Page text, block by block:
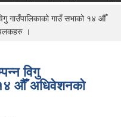
गाउँपालिकाको गाउँ सभाको १४ औँ
।
विगु
१४ औँ अधिवेशनकाे